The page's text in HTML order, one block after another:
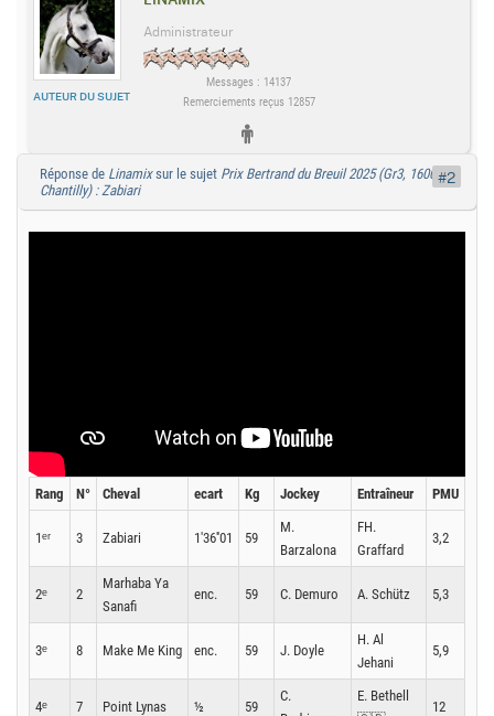
AUTEUR DU SUJET
Administrateur
Messages : 14137
Remerciements reçus 12857
Réponse de Linamixsur le sujet Prix Bertrand du Breuil 2025 (Gr3, 1600m,
Chantilly) : Zabiari
Rang N° Cheval ecart Kg Jockey Entraîneur PMU
1ᵉʳ 3 Zabiari 1'36''01 59
M.
Barzalona
FH.
Graffard
3,2
2ᵉ 2
Marhaba Ya
Sanafi
enc. 59 C. Demuro A. Schütz 5,3
3ᵉ 8 Make Me King enc. 59 J. Doyle
H. Al
Jehani
5,9
4ᵉ 7 Point Lynas ½ 59
C.
E. Bethell
12
#2